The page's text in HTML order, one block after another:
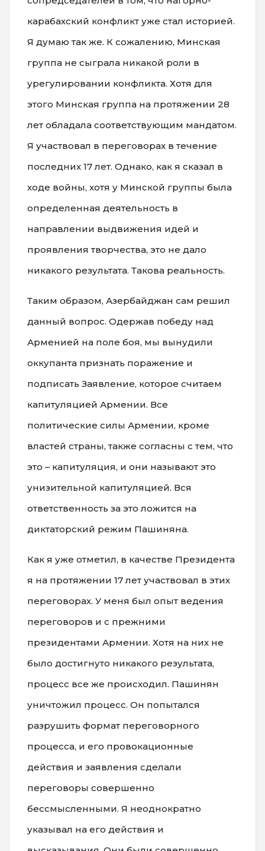
карабахский конфликт уже стал историей.
Я думаю так же. К сожалению, Минская
группа не сыграла никакой роли в
урегулировании конфликта. Хотя для
этого Минская группа на протяжении 28
лет обладала соответствующим мандатом.
Я участвовал в переговорах в течение
последних 17 лет. Однако, как я сказал в
ходе войны, хотя у Минской группы была
определенная деятельность в
направлении выдвижения идей и
проявления творчества, это не дало
никакого результата. Такова реальность.
Таким образом, Азербайджан сам решил
данный вопрос. Одержав победу над
Арменией на поле боя, мы вынудили
оккупанта признать поражение и
подписать Заявление, которое считаем
капитуляцией Армении. Все
политические силы Армении, кроме
властей страны, также согласны с тем, что
это – капитуляция, и они называют это
унизительной капитуляцией. Вся
ответственность за это ложится на
диктаторский режим Пашиняна.
Как я уже отметил, в качестве Президента
я на протяжении 17 лет участвовал в этих
переговорах. У меня был опыт ведения
переговоров и с прежними
президентами Армении. Хотя на них не
было достигнуто никакого результата,
процесс все же происходил. Пашинян
уничтожил процесс. Он попытался
разрушить формат переговорного
процесса, и его провокационные
действия и заявления сделали
переговоры совершенно
бессмысленными. Я неоднократно
указывал на его действия и